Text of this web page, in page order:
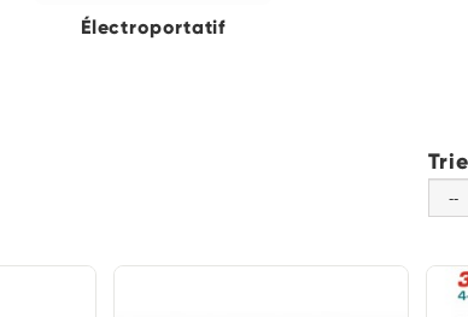
Électroportatif